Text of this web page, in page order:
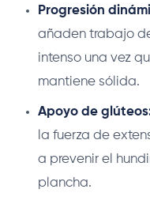
Progresión
añaden trabajo
intenso una vez
mantiene sólida.
Apoyo de
la fuerza de
a prevenir el
plancha.